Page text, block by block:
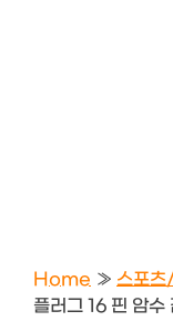
Home » 스포츠
플러그 16 핀 암